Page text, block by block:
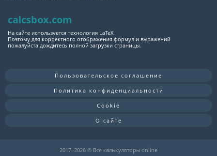
calcsbox.com
На сайте используется технология LaTeX.
Поэтому для корректного отображения формул и выражений
пожалуйста дождитесь полной загрузки страницы.
Пользовательское соглашение
Политика конфиденциальности
Cookie
О сайте
2017–2026 © Все калькуляторы online